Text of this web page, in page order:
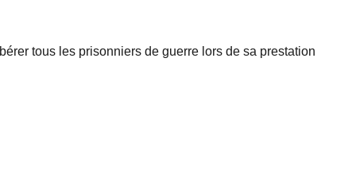
tous les prisonniers de guerre lors de sa prestation